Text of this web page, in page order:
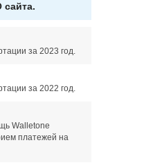
за 2023 год.
за 2022 год.
Walletone
платежей на